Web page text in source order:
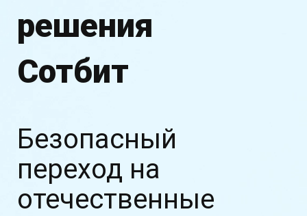
решения
Сотбит
Безопасный
переход на
отечественные